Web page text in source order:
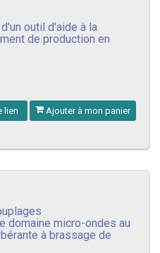
outil d'aide à la
de production en
lien Ajouter à mon panier
domaine micro-ondes au
à brassage de